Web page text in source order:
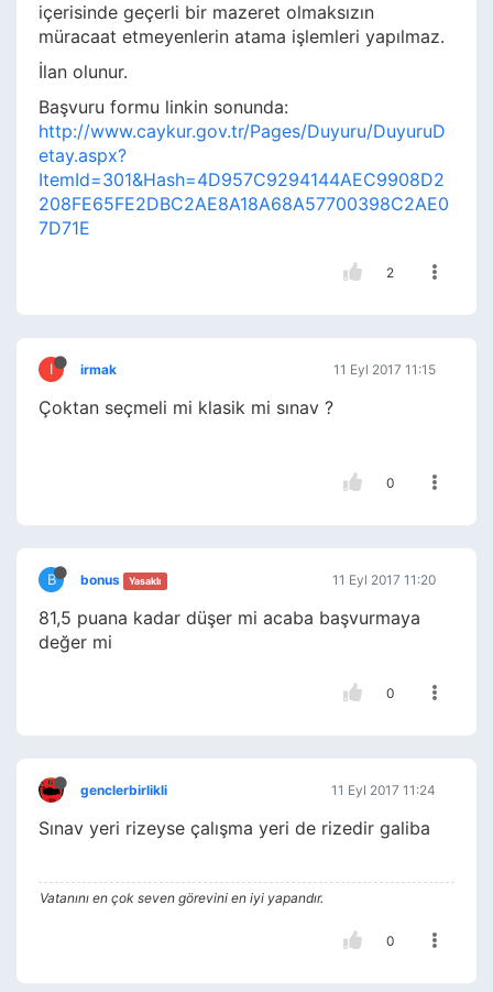
içerisinde geçerli bir mazeret olmaksızın
müracaat etmeyenlerin atama işlemleri yapılmaz.
İlan olunur.
Başvuru formu linkin sonunda:
http://www.caykur.gov.tr/Pages/Duyuru/DuyuruD
etay.aspx?
ItemId=301&Hash=4D957C9294144AEC9908D2
208FE65FE2DBC2AE8A18A68A57700398C2AE0
7D71E
2
I irmak 11 Eyl 2017 11:15
Çoktan seçmeli mi klasik mi sınav ?
0
B bonus Yasaklı 11 Eyl 2017 11:20
81,5 puana kadar düşer mi acaba başvurmaya
değer mi
0
genclerbirlikli 11 Eyl 2017 11:24
Sınav yeri rizeyse çalışma yeri de rizedir galiba
Vatanını en çok seven görevini en iyi yapandır.
0